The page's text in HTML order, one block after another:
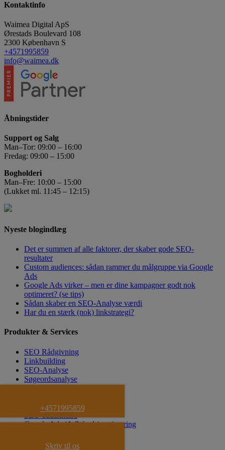
Kontaktinfo
Waimea Digital ApS
Ørestads Boulevard 108
2300 København S
+4571995859
info@waimea.dk
Åbningstider
Support og Salg
Man–Tor: 09:00 – 16:00
Fredag: 09:00 – 15:00
Bogholderi
Man–Fre: 10:00 – 15:00
(Lukket ml. 11:45 – 12:15)
Nyeste blogindlæg
Det er summen af alle faktorer, der skaber gode SEO-
resultater
Custom audiences: sådan rammer du målgruppe via Google
Ads
Google Ads virker – men er dine kampagner godt nok
optimeret? (se tips)
Sådan skaber en SEO-Analyse værdi
Har du en stærk (nok) linkstrategi?
Produkter & Services
SEO Rådgivning
Linkbuilding
SEO-Analyse
Søgeordsanalyse
SEO Strategi
Google Ads (AdWords) optimering
YouTube Video Annoncering
+4571995859
Skriv til os